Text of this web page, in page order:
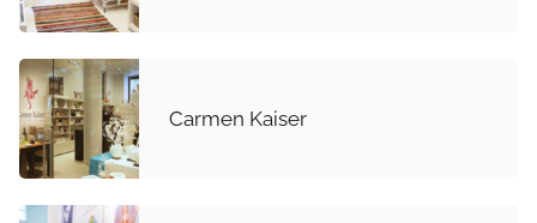
Carmen Kaiser